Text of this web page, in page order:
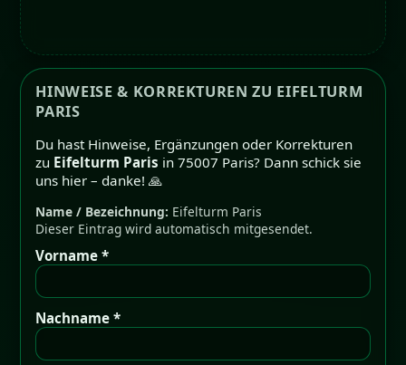
HINWEISE & KORREKTUREN ZU EIFELTURM
PARIS
Du hast Hinweise, Ergänzungen oder Korrekturen
zu Eifelturm Paris in 75007 Paris? Dann schick sie
uns hier – danke! 🙏
Name / Bezeichnung: Eifelturm Paris
Dieser Eintrag wird automatisch mitgesendet.
Vorname *
Nachname *